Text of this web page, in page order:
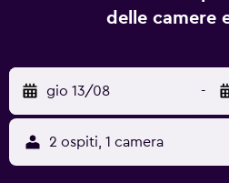
vengono eseguite tutti i giorni;
servizi ricreativi comprendono
con ingresso incluso nel prezzo
ricreative elencate di seguito
nelle vicinanze. È possibile che
delle camere
gio 13/08 -
2 ospiti, 1 camera